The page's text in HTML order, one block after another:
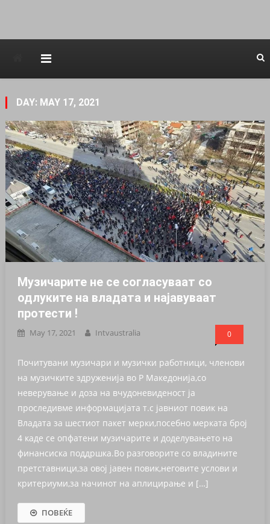
DAY: MAY 17, 2021
Музичарите не се согласуваат со
одлуките на владата и најавуваат
протести !
May 17, 2021 Intvaustralia 0
Почитувани музичари и музички работници, членови
на музичките здруженија во Р Македонија,со
неверување и доза на вчудоневиденост ја
проследивме информацијата т.с јавниот повик на
Владата за шестиот пакет мерки,посебно мерката број
4 каде се опфатени музичарите и доделувањето на
финансиска поддршка.Во разговорите со владините
претставници,за овој јавен повик,неговите услови и
критериуми,за начинот на аплицирање и […]
ПОВЕЌЕ